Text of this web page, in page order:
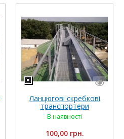
Ланцюгові скребкові
транспортери
В наявності
100,00 грн.